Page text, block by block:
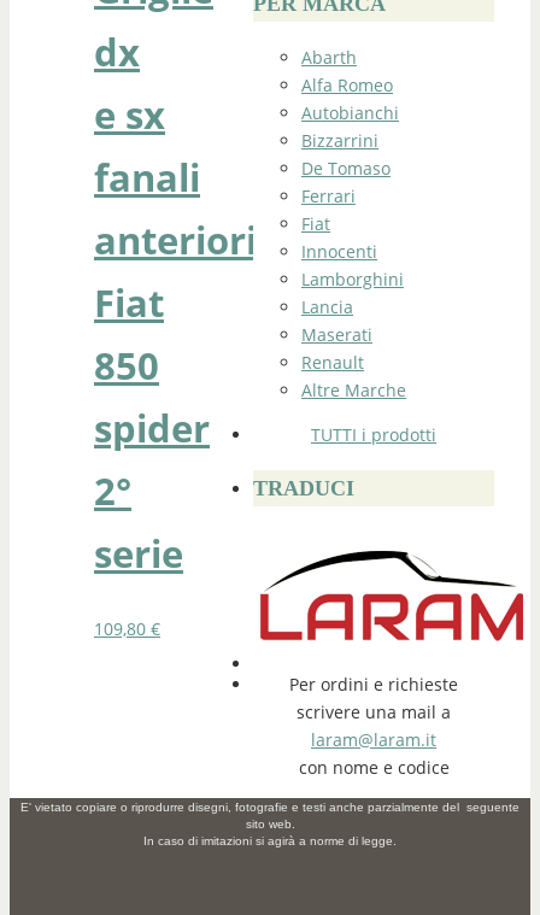
dx
e sx
fanali
anteriori
Fiat
850
spider
2°
serie
109,80 €
Abarth
Alfa Romeo
Autobianchi
Bizzarrini
De Tomaso
Ferrari
Fiat
Innocenti
Lamborghini
Lancia
Maserati
Renault
Altre Marche
TUTTI i prodotti
TRADUCI
Per ordini e richieste
scrivere una mail a
laram@laram.it
con nome e codice
E' vietato copiare o riprodurre disegni, fotografie e testi anche parzialmente del seguente
sito web.
In caso di imitazioni si agirà a norme di legge.